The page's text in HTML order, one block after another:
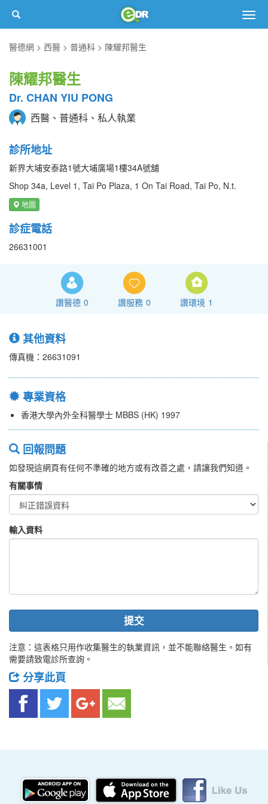
醫德網
西醫 普通科 陳耀邦醫生
陳耀邦醫生
Dr. CHAN YIU PONG
西醫、普通科、私人執業
診所地址
新界大埔安泰路1號大埔廣場1樓34A號舖
Shop 34a, Level 1, Tai Po Plaza, 1 On Tai Road, Tai Po, N.t.
地圖
診症電話
26631001
讚醫德 0 讚服務 0 讚環境 1
其他資料
傳真機：26631091
專業資格
香港大學內外全科醫學士 MBBS (HK) 1997
回報問題
如發現這網頁有任何不準確的地方或有改善之處，請讓我們知道。
有關事情
輸入資料
提交
注意：這表格只用作收集醫生的執業資訊，並不能聯絡醫生。如有
需要請致電診所查詢。
分享此頁